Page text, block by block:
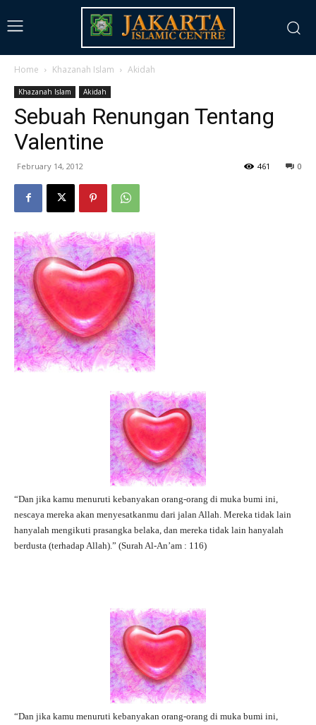
Home Khazanah Islam Akidah
Khazanah Islam Akidah
Sebuah Renungan Tentang
Valentine
February 14, 2012 0
461
“Dan jika kamu menuruti kebanyakan orang-orang di muka bumi ini,
nescaya mereka akan menyesatkanmu dari jalan Allah. Mereka tidak lain
hanyalah mengikuti prasangka belaka, dan mereka tidak lain hanyalah
berdusta (terhadap Allah).” (Surah Al-An’am : 116)
“Dan jika kamu menuruti kebanyakan orang-orang di muka bumi ini,